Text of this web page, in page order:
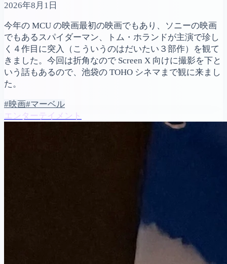
2026年8月1日
今年の MCU の映画最初の映画でもあり、ソニーの映画
でもあるスパイダーマン、トム・ホランドが主演で珍し
く４作目に突入（こういうのはだいたい３部作）を観て
きました。今回は折角なので Screen X 向けに撮影を下と
いう話もあるので、池袋の TOHO シネマまで観に来まし
た。
#映画#マーベル
エンターテイメント